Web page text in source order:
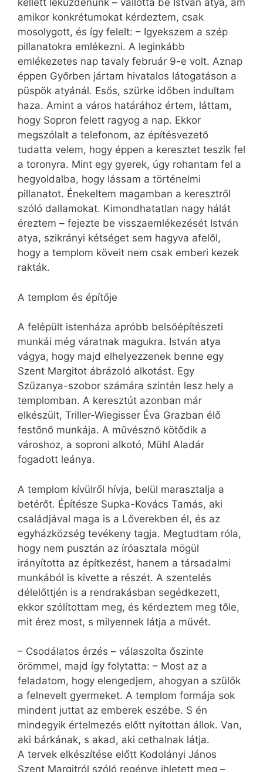
kellett leküzdenünk – vallotta be István atya, ám
amikor konkrétumokat kérdeztem, csak
mosolygott, és így felelt: – Igyekszem a szép
pillanatokra emlékezni. A leginkább
emlékezetes nap tavaly február 9-e volt. Aznap
éppen Győrben jártam hivatalos látogatáson a
püspök atyánál. Esős, szürke időben indultam
haza. Amint a város határához értem, láttam,
hogy Sopron felett ragyog a nap. Ekkor
megszólalt a telefonom, az építésvezető
tudatta velem, hogy éppen a keresztet teszik fel
a toronyra. Mint egy gyerek, úgy rohantam fel a
hegyoldalba, hogy lássam a történelmi
pillanatot. Énekeltem magamban a keresztről
szóló dallamokat. Kimondhatatlan nagy hálát
éreztem – fejezte be visszaemlékezését István
atya, szikrányi kétséget sem hagyva afelől,
hogy a templom köveit nem csak emberi kezek
rakták.
A templom és építője
A felépült istenháza apróbb belsőépítészeti
munkái még váratnak magukra. István atya
vágya, hogy majd elhelyezzenek benne egy
Szent Margitot ábrázoló alkotást. Egy
Szűzanya-szobor számára szintén lesz hely a
templomban. A keresztút azonban már
elkészült, Triller-Wiegisser Éva Grazban élő
festőnő munkája. A művésznő kötődik a
városhoz, a soproni alkotó, Mühl Aladár
fogadott leánya.
A templom kívülről hívja, belül marasztalja a
betérőt. Építésze Supka-Kovács Tamás, aki
családjával maga is a Lőverekben él, és az
egyházközség tevékeny tagja. Megtudtam róla,
hogy nem pusztán az íróasztala mögül
irányította az építkezést, hanem a társadalmi
munkából is kivette a részét. A szentelés
délelőttjén is a rendrakásban segédkezett,
ekkor szólítottam meg, és kérdeztem meg tőle,
mit érez most, s milyennek látja a művét.
– Csodálatos érzés – válaszolta őszinte
örömmel, majd így folytatta: – Most az a
feladatom, hogy elengedjem, ahogyan a szülők
a felnevelt gyermeket. A templom formája sok
mindent juttat az emberek eszébe. S én
mindegyik értelmezés előtt nyitottan állok. Van,
aki bárkának, s akad, aki cethalnak látja.
A tervek elkészítése előtt Kodolányi János
Szent Margitról szóló regénye ihletett meg –